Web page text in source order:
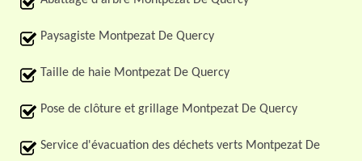
Paysagiste Montpezat De Quercy
Taille de haie Montpezat De Quercy
Pose de clôture et grillage Montpezat De Quercy
Service d'évacuation des déchets verts Montpezat De